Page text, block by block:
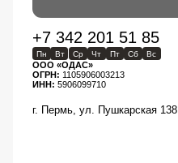
+7 342 201 51 85
Пн Вт Ср Чт Пт Сб Вс
ООО «ОДАС»
ОГРН: 1105906003213
ИНН: 5906099710
г. Пермь, ул. Пушкарская 138